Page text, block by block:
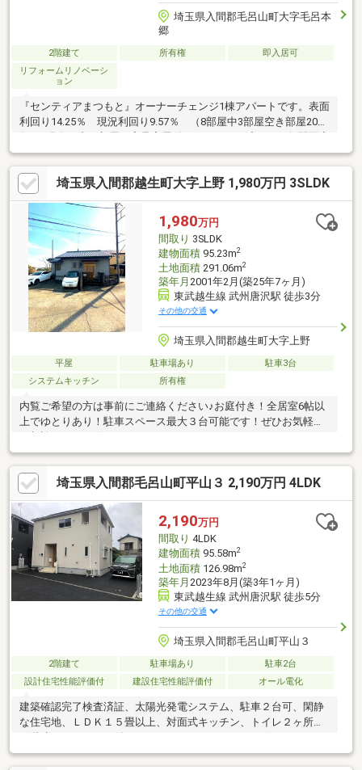
埼玉県入間郡毛呂山町大字毛呂本
郷
2階建て 所有権
即入居可
リフォームリノベーシ
ョン
『センティアまつもと』オーナーチェンジ1棟アパートです。表面
利回り14.25％ 現況利回り9.57％ （8部屋中3部屋空き部屋2026
資産税約57000円バストイレ別 内装ピカピカ 管理会社による
しっかりした管理空き部屋はお気軽に内見できます。２沿線以上
利用可、南面バルコニー、スーパー 徒歩10分以内、小学校 徒歩
10分以内、南向き、山が見える、ゴルフ場が近い、市街地が近
い、避暑地、駅まで平坦、閑静な住宅地、総合病院 徒歩10分以
内、整形地、２階建、都市近郊、通風良好、平坦地、周辺交通量
少なめ
埼玉県入間郡越生町大字上野 1,980万円 3SLDK
1,980万円
間取り 3SLDK
建物面積95.23m2
土地面積291.06m2
築年月 2001年2月(築25年7ヶ月)
東武越生線 武州唐沢駅 徒歩3分
その他の交通
埼玉県入間郡越生町大字上野
平屋 駐車場あり
駐車3台
システムキッチン
所有権
内覧ご希望の方は事前にご連絡ください♪お庭付き！全居室6帖以
上でゆとりあり！駐車スペース最大３台可能です！ぜひお気軽に
埼玉県入間郡毛呂山町平山３ 2,190万円 4LDK
2,190万円
間取り 4LDK
建物面積95.58m2
土地面積126.98m2
築年月 2023年8月(築3年1ヶ月)
東武越生線 武州唐沢駅 徒歩5分
その他の交通
埼玉県入間郡毛呂山町平山３
2階建て 駐車場あり
駐車2台
設計住宅性能評価付
建設住宅性能評価付 オール電化
建築確認完了検査済証、太陽光発電システム、駐車２台可、閑静
な住宅地、ＬＤＫ１５畳以上、対面式キッチン、トイレ２ヶ所、